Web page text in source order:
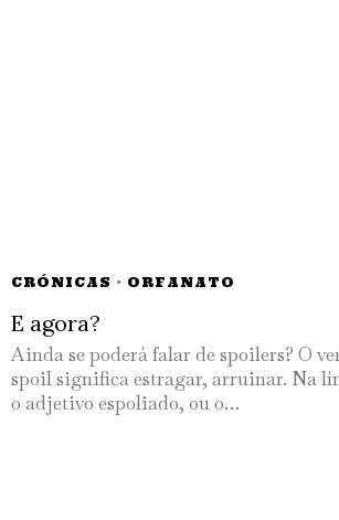
CRÓNICAS · ORFANATO
E agora?
Ainda se poderá falar de spoilers? O
spoil significa estragar, arruinar. Na
o adjetivo espoliado, ou o…